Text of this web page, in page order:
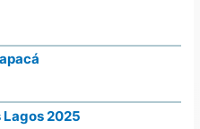
Lagos 2025